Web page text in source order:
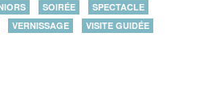
SOIRÉE
SPECTACLE
VERNISSAGE VISITE GUIDÉE